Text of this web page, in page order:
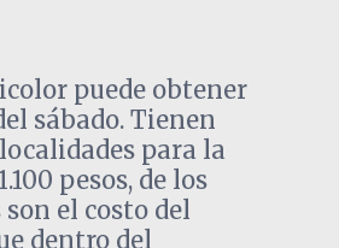
puede obtener
sábado. Tienen
para la
pesos, de los
el costo del
dentro del